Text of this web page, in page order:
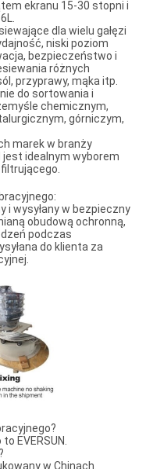
ekranu 15-30 stopni i
dla wielu gałęzi
niski poziom
bezpieczeństwo i
różnych
przyprawy, mąka itp.
do sortowania i
chemicznym,
górniczym,
marek w branży
jest idealnym wyborem
i wysyłany w bezpieczny
obudową ochronną,
podczas
do klienta za
EVERSUN.
w Chinach.